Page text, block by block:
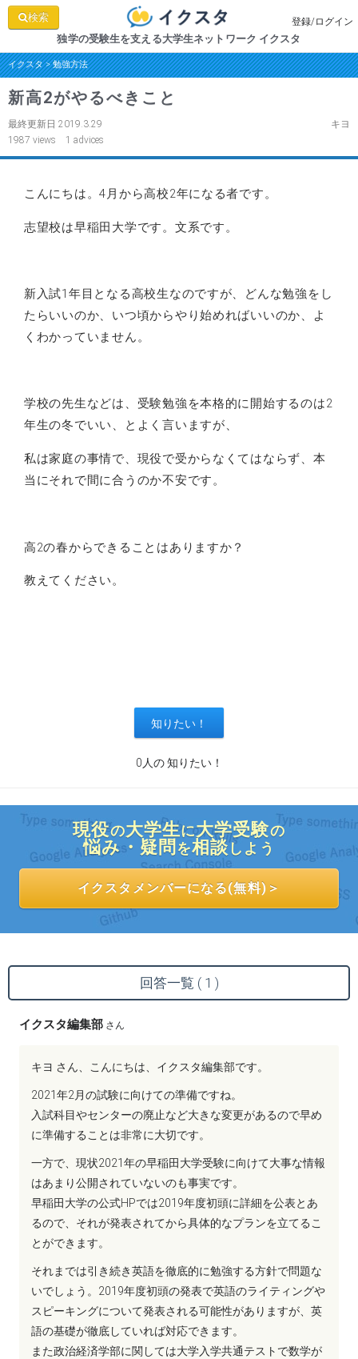
検索 登録/ログイン
独学の受験生を支える大学生ネットワーク イクスタ
イクスタ>勉強方法
新高2がやるべきこと
最終更新日 2019.3.29
キヨ
1987 views 1 advices
こんにちは。4月から高校2年になる者です。
志望校は早稲田大学です。文系です。
新入試1年目となる高校生なのですが、どんな勉強をし
たらいいのか、いつ頃からやり始めればいいのか、よ
くわかっていません。
学校の先生などは、受験勉強を本格的に開始するのは2
年生の冬でいい、とよく言いますが、
私は家庭の事情で、現役で受からなくてはならず、本
当にそれで間に合うのか不安です。
高2の春からできることはありますか？
教えてください。
0人の 知りたい！
現役の大学生に大学受験の
悩み・疑問 を相談 しよう
イクスタメンバーになる(無料)＞
回答一覧 ( 1 )
イクスタ編集部 さん
キヨ さん、こんにちは、イクスタ編集部です。
2021年2月の試験に向けての準備ですね。
入試科目やセンターの廃止など大きな変更があるので早め
に準備することは非常に大切です。
一方で、現状2021年の早稲田大学受験に向けて大事な情報
はあまり公開されていないのも事実です。
早稲田大学の公式HPでは2019年度初頭に詳細を公表とあ
るので、それが発表されてから具体的なプランを立てるこ
とができます。
それまでは引き続き英語を徹底的に勉強する方針で問題な
いでしょう。2019年度初頭の発表で英語のライティングや
スピーキングについて発表される可能性がありますが、英
語の基礎が徹底していれば対応できます。
また政治経済学部に関しては大学入学共通テストで数学が